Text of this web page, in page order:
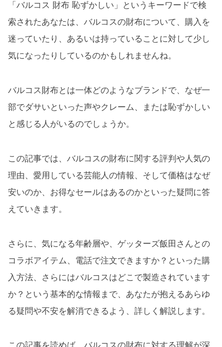
「バルコス 財布 恥ずかしい」というキーワードで検
索されたあなたは、バルコスの財布について、購入を
迷っていたり、あるいは持っていることに対して少し
気になったりしているのかもしれませんね。
バルコス財布とは一体どのようなブランドで、なぜ一
部でダサいといった声やクレーム、または恥ずかしい
と感じる人がいるのでしょうか。
この記事では、バルコスの財布に関する評判や人気の
理由、愛用している芸能人の情報、そして価格はなぜ
安いのか、お得なセールはあるのかといった疑問に答
えていきます。
さらに、気になる年齢層や、ゲッターズ飯田さんとの
コラボアイテム、電話で注文できますか？といった購
入方法、さらにはバルコスはどこで製造されています
か？という基本的な情報まで、あなたが抱えるあらゆ
る疑問や不安を解消できるよう、詳しく解説します。